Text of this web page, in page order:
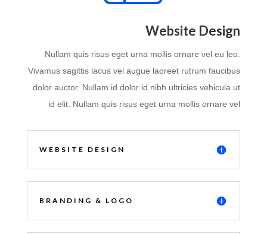
Website Design
Nullam quis risus eget urna mollis ornare vel eu leo.
Vivamus sagittis lacus vel augue laoreet rutrum faucibus
dolor auctor. Nullam id dolor id nibh ultricies vehicula ut
id elit. Nullam quis risus eget urna mollis ornare vel
WEBSITE DESIGN
BRANDING & LOGO